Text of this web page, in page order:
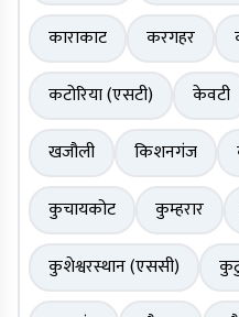
काराकाट
करगहर
कटोरिया (एसटी)
केवटी
खजौली
किशनगंज
कुचायकोट
कुम्हरार
कुशेश्वरस्थान (एससी)